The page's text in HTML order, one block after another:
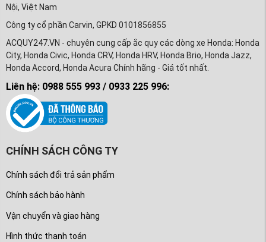
Nội, Việt Nam
Công ty cổ phần Carvin, GPKD 0101856855
ACQUY247.VN - chuyên cung cấp ắc quy các dòng xe Honda: Honda
City, Honda Civic, Honda CRV, Honda HRV, Honda Brio, Honda Jazz,
Honda Accord, Honda Acura Chính hãng - Giá tốt nhất.
Liên hệ: 0988 555 993 / 0933 225 996:
CHÍNH SÁCH CÔNG TY
Chính sách đổi trả sản phẩm
Chính sách bảo hành
Vận chuyển và giao hàng
Hình thức thanh toán